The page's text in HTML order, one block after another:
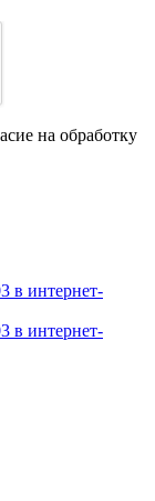
на обработку